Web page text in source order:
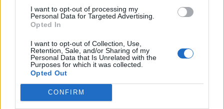
I want to opt-out of processing my
Personal Data for Targeted Advertising.
Opted In
I want to opt-out of Collection, Use,
Retention, Sale, and/or Sharing of my
Personal Data that Is Unrelated with the
Purposes for which it was collected.
Opted Out
CONFIRM